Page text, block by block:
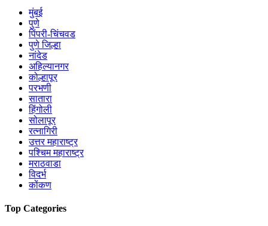
मुंबई
पुणे
पिंपरी-चिंचवड
पुणे जिल्हा
नांदेड
अहिल्यानगर
कोल्हापूर
परभणी
सातारा
हिंगोली
सोलापूर
रत्नागिरी
उत्तर महाराष्ट्र
पश्चिम महाराष्ट्र
मराठवाडा
विदर्भ
कोंकण
Top Categories